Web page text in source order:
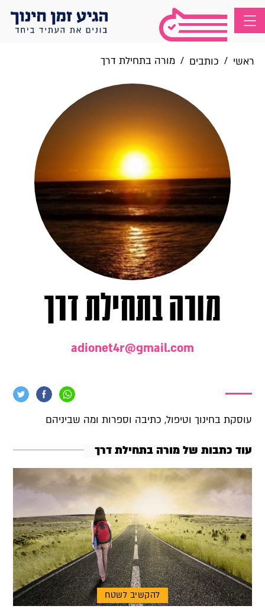
ראשי / כותבים / מורה בתחילת דרך
עוסקת בחינוך וטיפול, כתיבה וספרות ומה שביניהם
עוד כתבות של מורה בתחילת דרך
להקשיב לשטח
מורה בתחילת דרך
adionet4r@gmail.com